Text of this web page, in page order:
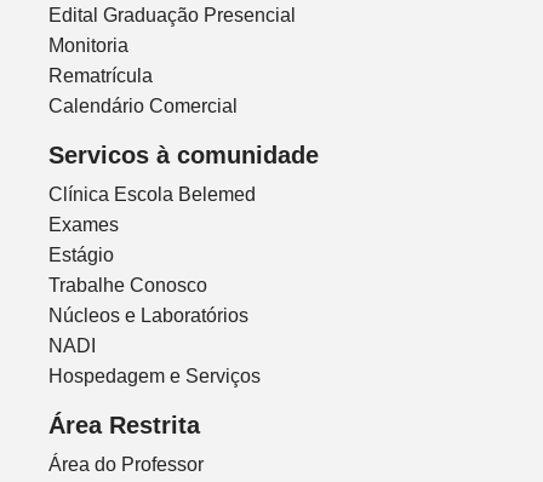
Edital Graduação Presencial
Monitoria
Rematrícula
Calendário Comercial
Servicos à comunidade
Clínica Escola Belemed
Exames
Estágio
Trabalhe Conosco
Núcleos e Laboratórios
NADI
Hospedagem e Serviços
Área Restrita
Área do Professor